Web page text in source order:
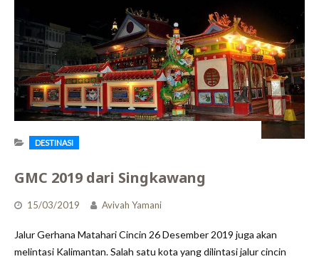
DESTINASI
GMC 2019 dari Singkawang
15/03/2019 Avivah Yamani
Jalur Gerhana Matahari Cincin 26 Desember 2019 juga akan
melintasi Kalimantan. Salah satu kota yang dilintasi jalur cincin